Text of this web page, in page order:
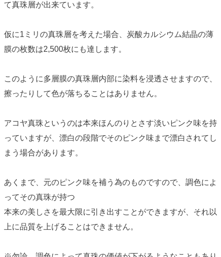
て真珠層が出来ています。
仮に1ミリの真珠層を考えた場合、炭酸カルシウム結晶の薄
膜の枚数は2,500枚にも達します。
このように多層膜の真珠層内部に染料を浸透させますので、
擦ったりして色が落ちることはありません。
アコヤ真珠というのは本来ほんのりとさす淡いピンク味を持
っていますが、漂白の段階でそのピンク味まで漂白されてし
まう場合があります。
あくまで、元のピンク味を補う為のものですので、調色によ
ってその真珠が持つ
本来の美しさを最大限に引き出すことができますが、それ以
上に品質を上げることはできません。